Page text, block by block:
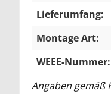
Lieferumfang:
Montage Art:
WEEE-Nummer:
Angaben gemäß